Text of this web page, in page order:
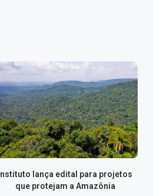
Instituto lança edital para projetos
que protejam a Amazônia